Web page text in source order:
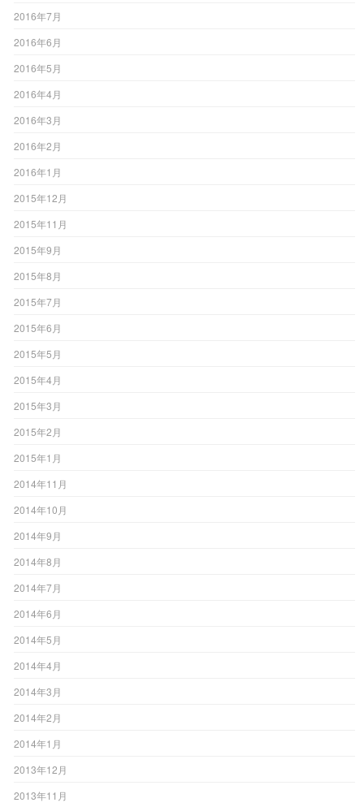
2016年7月
2016年6月
2016年5月
2016年4月
2016年3月
2016年2月
2016年1月
2015年12月
2015年11月
2015年9月
2015年8月
2015年7月
2015年6月
2015年5月
2015年4月
2015年3月
2015年2月
2015年1月
2014年11月
2014年10月
2014年9月
2014年8月
2014年7月
2014年6月
2014年5月
2014年4月
2014年3月
2014年2月
2014年1月
2013年12月
2013年11月